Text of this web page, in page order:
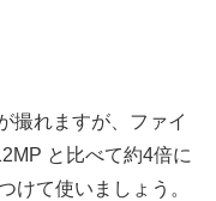
撮れますが、ファイ
と比べて約4倍に
けて使いましょう。